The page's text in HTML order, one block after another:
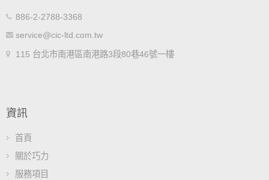
886-2-2788-3368
service@cic-ltd.com.tw
115 台北市南港區南港路3段80巷46號一樓
資訊
首頁
關於巧力
服務項目